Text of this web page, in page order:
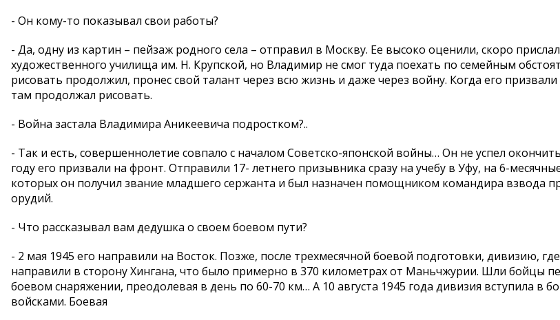
- Он кому-то показывал свои работы?
- Да, одну из картин – пейзаж родного села – отправил в Москву. Ее высоко оценили, скоро
художественного училища им. Н. Крупской, но Владимир не смог туда поехать по семейным
рисовать продолжил, пронес свой талант через всю жизнь и даже через войну. Когда его
там продолжал рисовать.
- Война застала Владимира Аникеевича подростком?..
- Так и есть, совершеннолетие совпало с началом Советско-японской войны… Он не успел
году его призвали на фронт. Отправили 17- летнего призывника сразу на учебу в Уфу, на 6-
которых он получил звание младшего сержанта и был назначен помощником командира взвода
орудий.
- Что рассказывал вам дедушка о своем боевом пути?
- 2 мая 1945 его направили на Восток. Позже, после трехмесячной боевой подготовки, дивизию,
направили в сторону Хингана, что было примерно в 370 километрах от Маньчжурии. Шли бойцы
боевом снаряжении, преодолевая в день по 60-70 км… А 10 августа 1945 года дивизия вступила в
войсками. Боевая